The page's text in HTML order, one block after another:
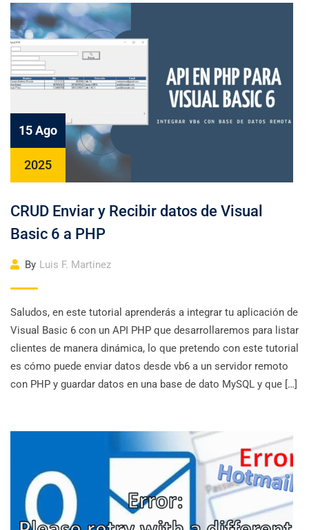
15 Ago
2025
CRUD Enviar y Recibir datos de Visual
Basic 6 a PHP
By Luis F. Martinez
Saludos, en este tutorial aprenderás a integrar tu aplicación de
Visual Basic 6 con un API PHP que desarrollaremos para listar
clientes de manera dinámica, lo que pretendo con este tutorial
es cómo puede enviar datos desde vb6 a un servidor remoto
con PHP y guardar datos en una base de dato MySQL y que […]